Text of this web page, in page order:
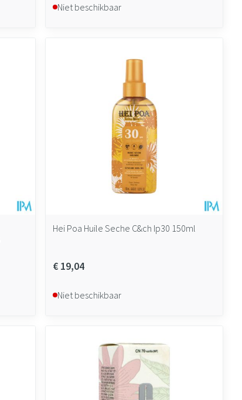
Niet beschikbaar
Hei Poa Huile Seche C&ch Ip30 150ml
€ 19,04
Niet beschikbaar